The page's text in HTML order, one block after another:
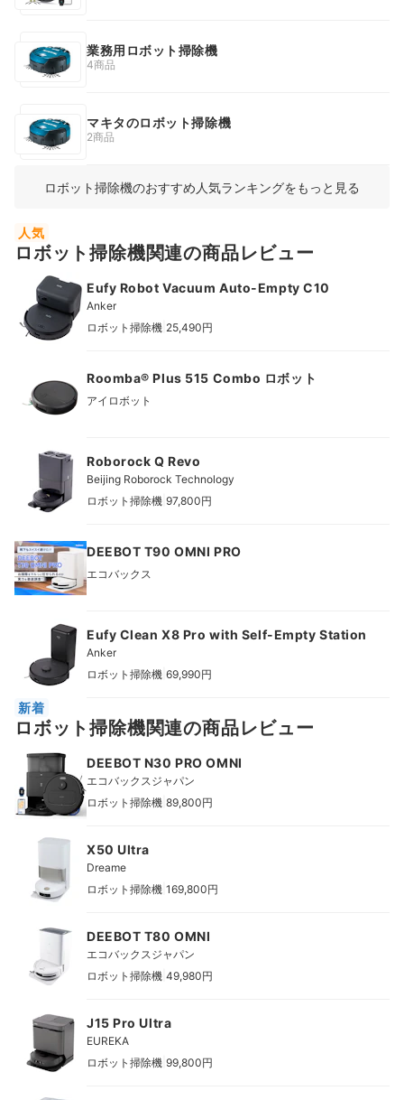
業務用ロボット掃除機
4商品
マキタのロボット掃除機
2商品
ロボット掃除機のおすすめ人気ランキングをもっと見る
人気
ロボット掃除機関連の商品レビュー
Eufy Robot Vacuum Auto-Empty C10
Anker
ロボット掃除機 25,490円
Roomba® Plus 515 Combo ロボット
アイロボット
Roborock Q Revo
Beijing Roborock Technology
ロボット掃除機 97,800円
DEEBOT T90 OMNI PRO
エコバックス
Eufy Clean X8 Pro with Self-Empty Station
Anker
ロボット掃除機 69,990円
新着
ロボット掃除機関連の商品レビュー
DEEBOT N30 PRO OMNI
エコバックスジャパン
ロボット掃除機 89,800円
X50 Ultra
Dreame
ロボット掃除機 169,800円
DEEBOT T80 OMNI
エコバックスジャパン
ロボット掃除機 49,980円
J15 Pro Ultra
EUREKA
ロボット掃除機 99,800円